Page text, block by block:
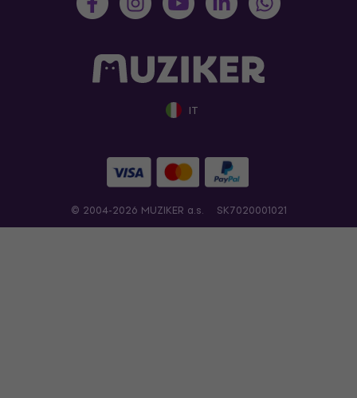
IT
© 2004-2026 MUZIKER a.s. SK7020001021